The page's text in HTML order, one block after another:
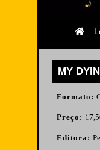
MY
Formato:
Preço:
Editora: